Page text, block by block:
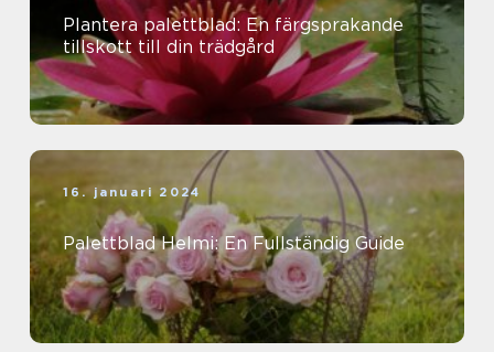
Plantera palettblad: En färgsprakande
tillskott till din trädgård
16. januari 2024
Palettblad Helmi: En Fullständig Guide